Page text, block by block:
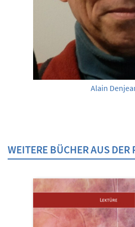
Alain
WEITERE BÜCHER AUS DER